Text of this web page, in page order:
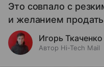
Это совпало с
и желанием
Игорь Ткаченко
Автор Hi-Tech Mail